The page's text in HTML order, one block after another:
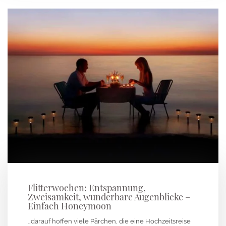
Flitterwochen: Entspannung,
Zweisamkeit, wunderbare Augenblicke –
Einfach Honeymoon
…darauf hoffen viele Pärchen, die eine Hochzeitsreise